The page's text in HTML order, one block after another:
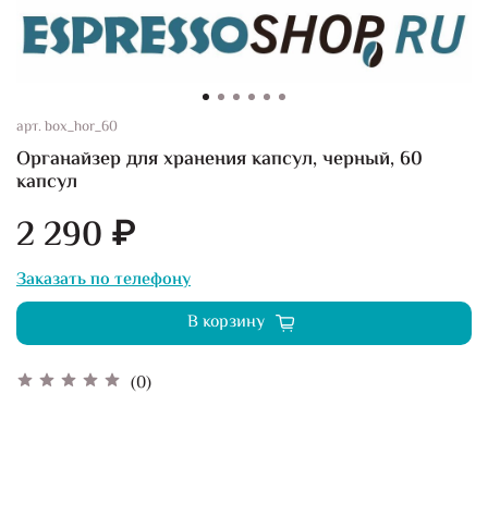
арт.box_hor_60
Органайзер для хранения капсул, черный, 60
капсул
(0)
2 290 ₽
Заказать по телефону
В корзину